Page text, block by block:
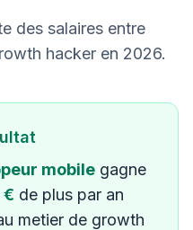
des salaires entre
hacker en 2026.
mobilegagne
de plus par an
metier de growth